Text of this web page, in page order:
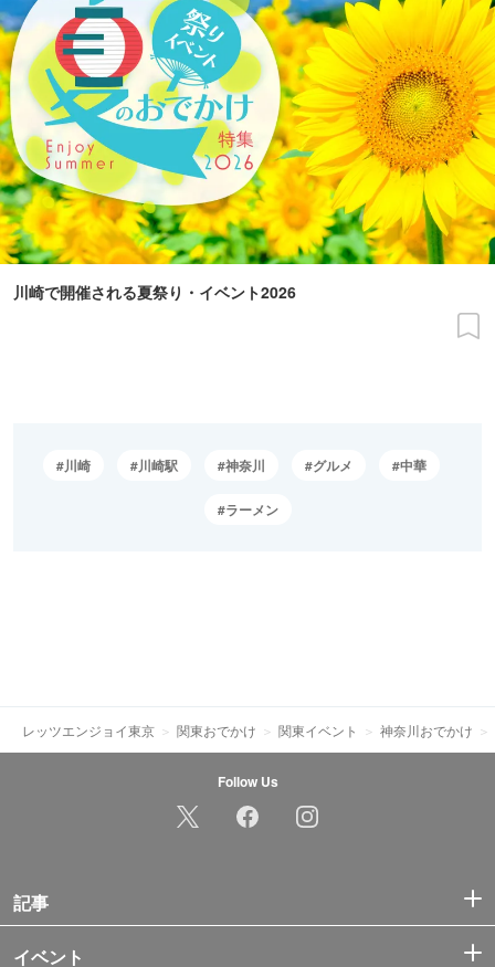
川崎で開催される夏祭り・イベント2026
川崎 川崎駅 神奈川 グルメ 中華
ラーメン
レッツエンジョイ東京 関東おでかけ 関東イベント 神奈川おでかけ
Follow Us
記事
イベント